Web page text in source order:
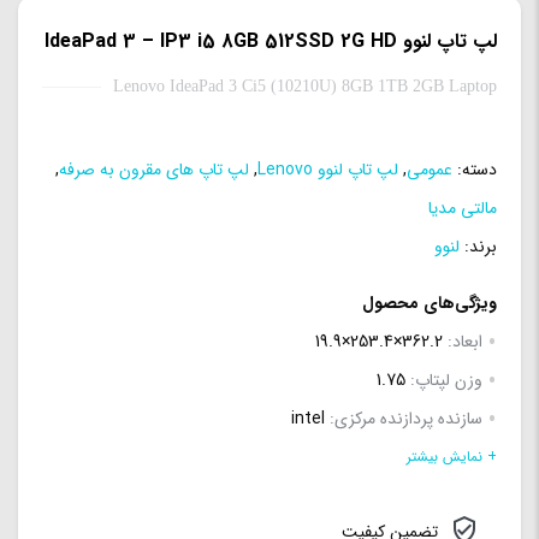
لپ تاپ لنوو IdeaPad 3 – IP3 i5 8GB 512SSD 2G HD
Lenovo IdeaPad 3 Ci5 (10210U) 8GB 1TB 2GB Laptop
دسته: عمومی, لپ تاپ لنوو Lenovo , لپ تاپ های مقرون به صرفه,
مالتی مدیا
برند: لنوو
ویژگی‌های محصول
ابعاد: 362.2×253.4×19.9
وزن لپتاپ: 1.75
سازنده پردازنده مرکزی: intel
سری پردازنده مرکزی:
نوع حافظه RAM:
DDR4
+ نمایش بیشتر
تضمین کیفیت